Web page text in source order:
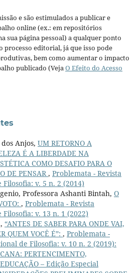
e são estimulados a publicar e
online (ex.: em repositórios
sua página pessoal) a qualquer ponto
processo editorial, já que isso pode
bem como aumentar o impacto
publicado (VejaO Efeito do Acesso
Anjos, UM RETORNO A
É A LIBERDADE NA
COMO DESAFIO PARA O
DE PENSAR , Problemata - Revista
v. 5 n. 2 (2014)
Professora Ashanti Bintah, O
, Problemata - Revista
v. 13 n. 1 (2022)
“ANTES DE SABER PARA ONDE VAI,
QUEM VOCÊ É”: , Problemata -
de Filosofia: v. 10 n. 2 (2019):
PERTENCIMENTO,
– Edição Especial